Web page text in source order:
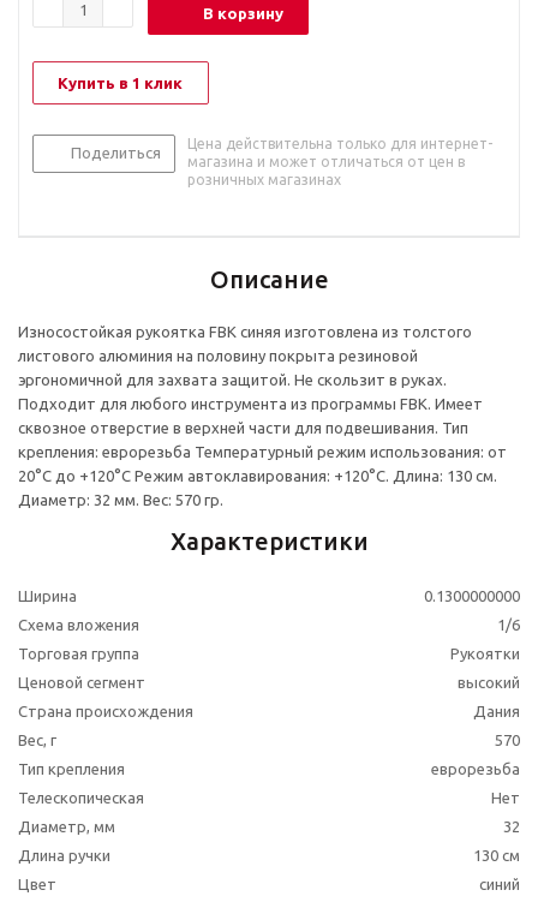
В корзину
Купить в 1 клик
Поделиться
Цена действительна только для интернет-
магазина и может отличаться от цен в
розничных магазинах
Описание
Износостойкая рукоятка FBK синяя изготовлена из толстого
листового алюминия на половину покрыта резиновой
эргономичной для захвата защитой. Не скользит в руках.
Подходит для любого инструмента из программы FBK. Имеет
сквозное отверстие в верхней части для подвешивания. Тип
крепления: еврорезьба Температурный режим использования: от
20°С до +120°С Режим автоклавирования: +120°С. Длина: 130 см.
Диаметр: 32 мм. Вес: 570 гр.
Характеристики
Ширина
0.1300000000
Схема вложения
1/6
Торговая группа
Рукоятки
Ценовой сегмент
высокий
Страна происхождения
Дания
Вес, г
570
Тип крепления
еврорезьба
Телескопическая
Нет
Диаметр, мм
32
Длина ручки
130 см
Цвет
синий